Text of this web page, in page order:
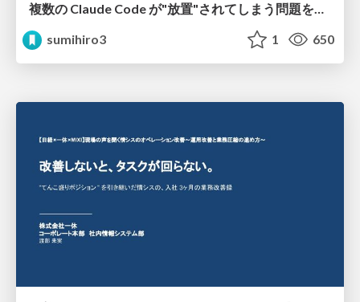
複数の Claude Code が"放置"されてしまう問題をCLI ダッシュボードを自作して解決した話
sumihiro3
1 650